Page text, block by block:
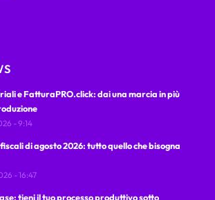
e FatturaPRO.click: dai una marcia in più
- 9:14
di agosto 2026: tutto quello che bisogna
- 16:47
tieni il tuo processo produttivo sotto